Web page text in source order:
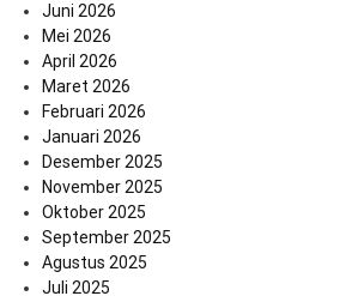
Juni 2026
Mei 2026
April 2026
Maret 2026
Februari 2026
Januari 2026
Desember 2025
November 2025
Oktober 2025
September 2025
Agustus 2025
Juli 2025